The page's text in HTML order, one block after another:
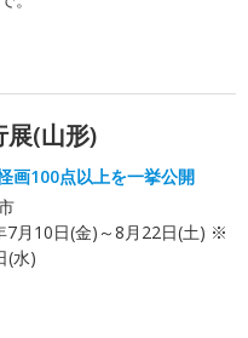
展(山形)
画100点以上を一挙公開
7月10日(金)～8月22日(土) ※
(水)